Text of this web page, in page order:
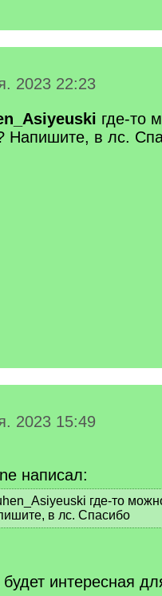
2023 22:23
где-то
Напишите, в лс.
2023 15:49
написал:
где-то
в лс. Спасибо
будет интересная